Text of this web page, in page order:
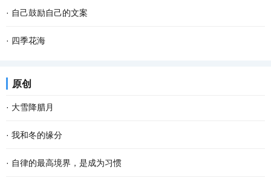
· 自己鼓励自己的文案
· 四季花海
原创
· 大雪降腊月
· 我和冬的缘分
· 自律的最高境界，是成为习惯